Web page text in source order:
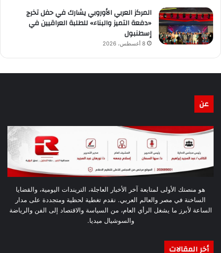
المركز العربي الأوروبي يشارك في حفل تخرج
«دفعة التميز والبناء» للطلبة العراقيين في
إسطنبول
8 أغسطس، 2026
عن
هو منصتك الأولى لمتابعة آخر الأخبار العاجلة، التريندات اليومية، والقضايا
الساخنة في مصر والعالم العربي. نقدم تغطية لحظية ومتجددة على مدار
الساعة لأبرز ما يشغل الرأي العام، من السياسة والاقتصاد إلى الفن والرياضة
والسوشيال ميديا.
أخر المقالات